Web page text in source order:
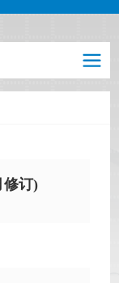
投资企业
人力资源
修订)